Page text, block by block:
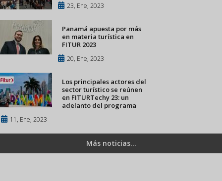
23, Ene, 2023
Panamá apuesta por más
en materia turística en
FITUR 2023
20, Ene, 2023
Los principales actores del
sector turístico se reúnen
en FITURTechy 23: un
adelanto del programa
11, Ene, 2023
Más noticias...